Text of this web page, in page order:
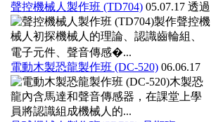
聲控機械人製作班 (TD704) 05.07.17 透過
製作聲控機
械人初探機械人的理論、認識齒輪組、
電子元件、聲音傳感�...
電動木製恐龍製作班 (DC-520) 06.06.17
木製恐
龍內含馬達和聲音傳感器，在課堂上學
員將認識組成機械人的...